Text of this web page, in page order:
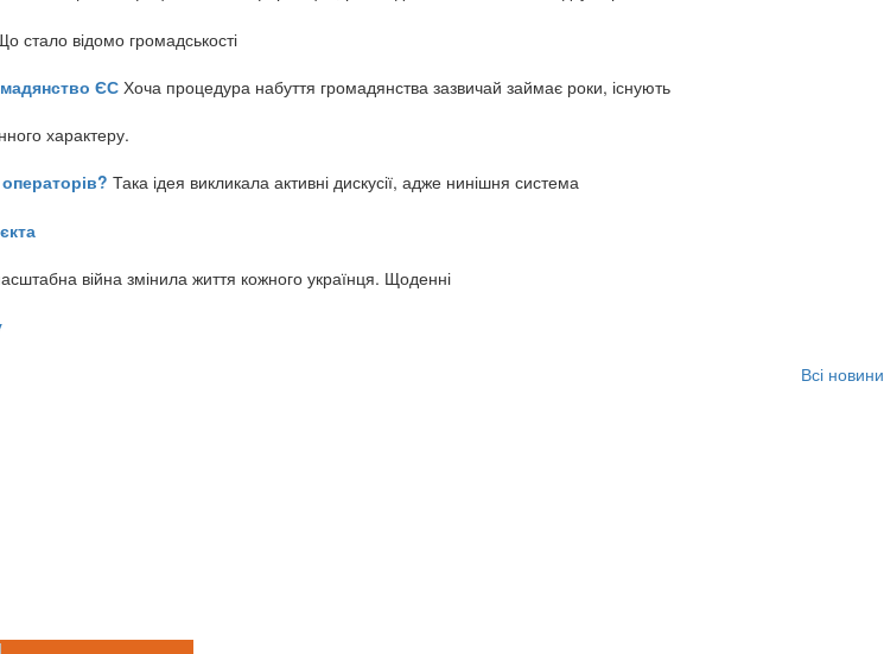
стало відомо громадськості
ЄС Хоча процедура набуття громадянства зазвичай займає роки, існують
характеру.
Така ідея викликала активні дискусії, адже нинішня система
війна змінила життя кожного українця. Щоденні
Всі новини